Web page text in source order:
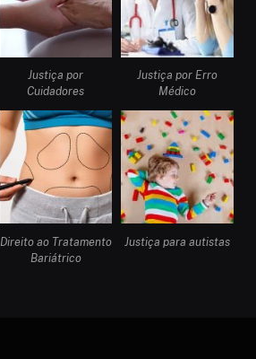
Justiça por
Cuidadores
Justiça por Erro
Médico
Direito ao Tratamento
Bariátrico
Justiça para autistas